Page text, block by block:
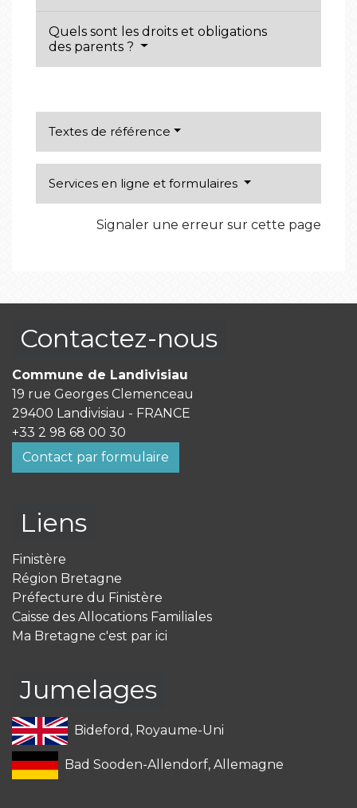
Quels sont les droits et obligations
des parents ?
Textes de référence
Services en ligne et formulaires
Signaler une erreur sur cette page
Contactez-nous
Commune de Landivisiau
19 rue Georges Clemenceau
29400 Landivisiau - FRANCE
+33 2 98 68 00 30
Contact par formulaire
Liens
Finistère
Région Bretagne
Préfecture du Finistère
Caisse des Allocations Familiales
Ma Bretagne c'est par ici
Jumelages
Bideford, Royaume-Uni
Bad Sooden-Allendorf, Allemagne